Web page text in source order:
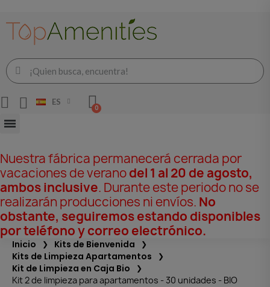
ES
Nuestra fábrica permanecerá cerrada por
vacaciones de veranodel 1 al 20 de agosto,
ambos inclusive. Durante este periodo no se
realizarán producciones ni envíos. No
obstante, seguiremos estando disponibles
por teléfono y correo electrónico.
Inicio
Kits de Bienvenida
Kits de Limpieza Apartamentos
Kit de Limpieza en Caja Bio
Kit 2 de limpieza para apartamentos - 30 unidades - BIO